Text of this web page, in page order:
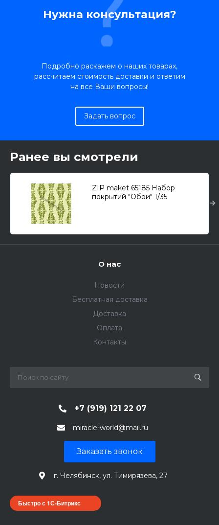
Нужна консультация?
Подробно раскажем о наших товарах,
рассчитаем стоимость доставки и ответим
на все Ваши вопросы!
Задать вопрос
Ранее вы смотрели
ZIP maket 65185 Набор
покрытий "Обои" 1/35
О нас
Новости
Бесплатная доставка
Доставка
Оплата
Контакты
+7 (919) 121 22 07
miracle-world@mail.ru
Заказать звонок
г. Челябинск, ул. Тимирязева, 27
Быстро с 1С-Битрикс